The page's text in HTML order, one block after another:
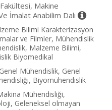
Makine
İmalat Anabilim Dalı
Bilimi Karakterizasyon
ve Filmler, Mühendislik
Malzeme Bilimi,
Biyomedikal
Genel Mühendislik, Genel
Biyomühendislik
Mühendisliği,
Geleneksel olmayan